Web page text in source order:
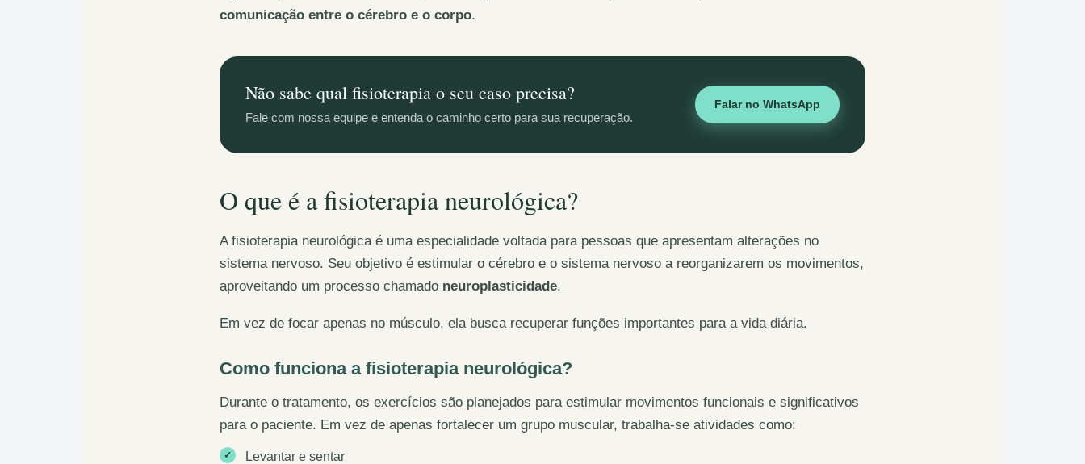
comunicação entre o cérebro e o corpo.
Não sabe qual fisioterapia o seu caso precisa?
Fale com nossa equipe e entenda o caminho certo para sua recuperação.
Falar no WhatsApp
O que é a fisioterapia neurológica?
A fisioterapia neurológica é uma especialidade voltada para pessoas que apresentam alterações no
sistema nervoso. Seu objetivo é estimular o cérebro e o sistema nervoso a reorganizarem os movimentos,
aproveitando um processo chamado neuroplasticidade.
Em vez de focar apenas no músculo, ela busca recuperar funções importantes para a vida diária.
Como funciona a fisioterapia neurológica?
Durante o tratamento, os exercícios são planejados para estimular movimentos funcionais e significativos
para o paciente. Em vez de apenas fortalecer um grupo muscular, trabalha-se atividades como:
✓ Levantar e sentar